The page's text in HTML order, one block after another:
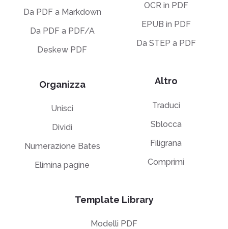
Da PDF a Markdown
Da PDF a PDF/A
Deskew PDF
Organizza
Unisci
Dividi
Numerazione Bates
Elimina pagine
OCR in PDF
EPUB in PDF
Da STEP a PDF
Altro
Traduci
Sblocca
Filigrana
Comprimi
Template Library
Modelli PDF